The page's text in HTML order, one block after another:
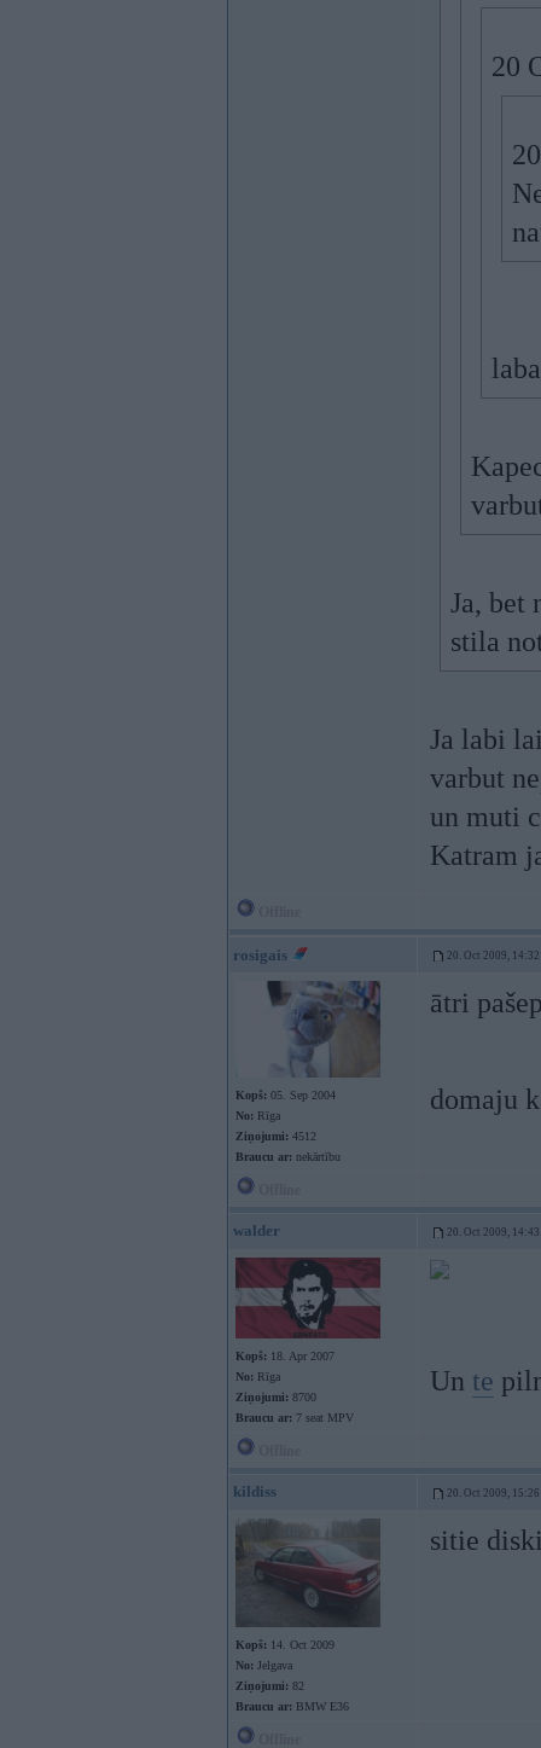
20
Ja, bet
stila
Ja labi
varbut
un muti
Katram
rosigais 20. Oct 2009, 14:32
Kopš: 05. Sep 2004
No: Rīga
Ziņojumi: 4512
Braucu ar: nekārtību
ātri
domaju
walder 20. Oct 2009, 14:43
Kopš: 18. Apr 2007
No: Rīga
Ziņojumi: 8700
Braucu ar: 7 seat MPV
Un te
kildiss 20. Oct 2009, 15:26
Kopš: 14. Oct 2009
No: Jelgava
Ziņojumi: 82
Braucu ar: BMW E36
sitie